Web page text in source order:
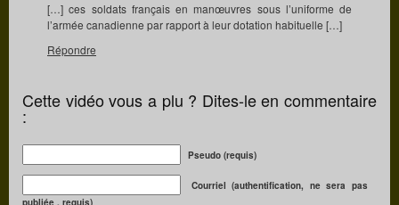
[…] ces soldats français en manœuvres sous l’uniforme de
l’armée canadienne par rapport à leur dotation habituelle […]
Répondre
Cette vidéo vous a plu ? Dites-le en commentaire
:
Pseudo (requis)
Courriel (authentification, ne sera pas
publiée , requis)